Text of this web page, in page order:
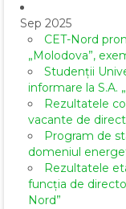
Sep 2025
CET-Nord
„Molodova”,
Studenții
informare la S.A.
Rezultatele
vacante de
Program de
domeniul
Rezultatele
funcția de
Nord”